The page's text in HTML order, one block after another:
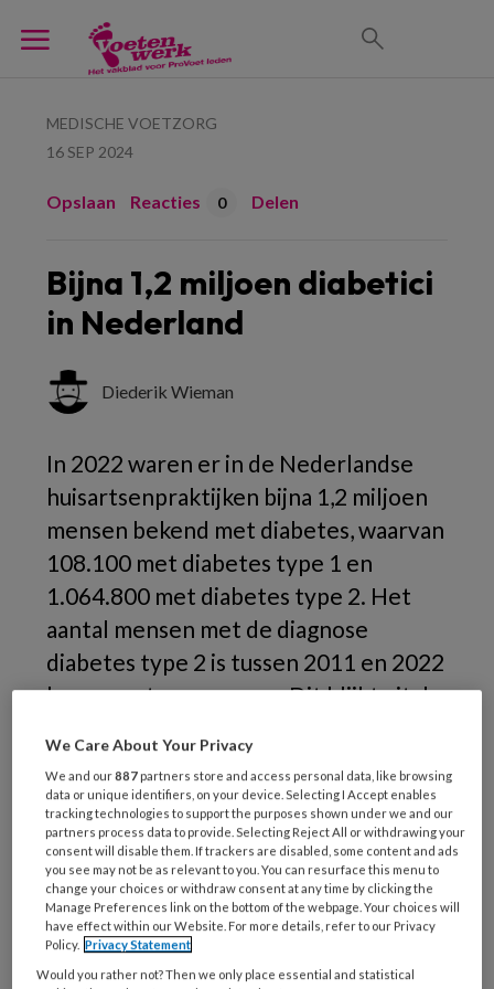
MEDISCHE VOETZORG
16 SEP 2024
Opslaan Reacties 0 Delen
Bijna 1,2 miljoen diabetici
in Nederland
Diederik Wieman
In 2022 waren er in de Nederlandse
huisartsenpraktijken bijna 1,2 miljoen
mensen bekend met diabetes, waarvan
108.100 met diabetes type 1 en
1.064.800 met diabetes type 2. Het
aantal mensen met de diagnose
diabetes type 2 is tussen 2011 en 2022
langzaam toegenomen. Dit blijkt uit de
We Care About Your Privacy
We and our887 partners store and access personal data, like browsing
data or unique identifiers, on your device. Selecting I Accept enables
tracking technologies to support the purposes shown under we and our
partners process data to provide. Selecting Reject All or withdrawing your
consent will disable them. If trackers are disabled, some content and ads
you see may not be as relevant to you. You can resurface this menu to
change your choices or withdraw consent at any time by clicking the
Manage Preferences link on the bottom of the webpage. Your choices will
have effect within our Website. For more details, refer to our Privacy
Policy. Privacy Statement
Would you rather not? Then we only place essential and statistical